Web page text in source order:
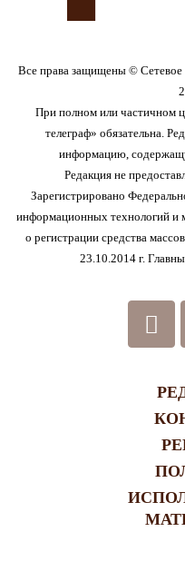
Все права защищены © Сетевое
При полном или частичном
телеграф» обязательна.
информацию,
Редакция не
Зарегистрировано
информационных технологий и
о регистрации средства
23.10.2014 г.